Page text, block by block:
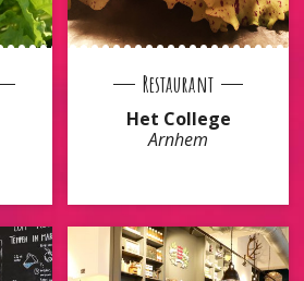
Restaurant
Het College
Arnhem